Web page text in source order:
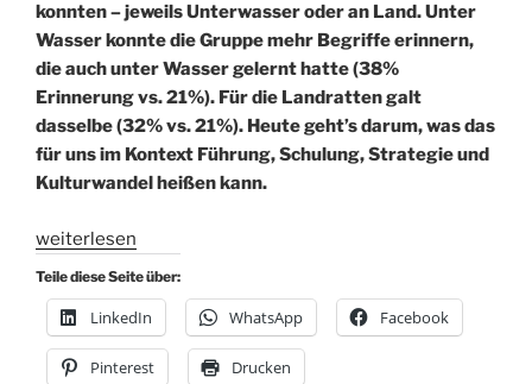
konnten – jeweils Unterwasser oder an Land. Unter
Wasser konnte die Gruppe mehr Begriffe erinnern,
die auch unter Wasser gelernt hatte (38%
Erinnerung vs. 21%). Für die Landratten galt
dasselbe (32% vs. 21%). Heute geht’s darum, was das
für uns im Kontext Führung, Schulung, Strategie und
Kulturwandel heißen kann.
„Serie
Denkfehler
im
Job
#6
weiterlesen
Teile diese Seite über:
LinkedIn WhatsApp Facebook
Pinterest Drucken